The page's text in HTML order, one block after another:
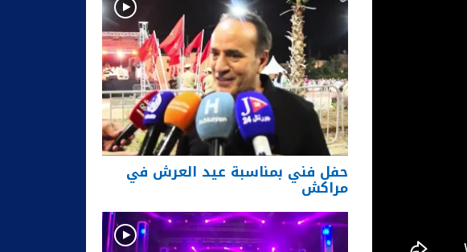
حفل فني بمناسبة عيد العرش في
مراكش